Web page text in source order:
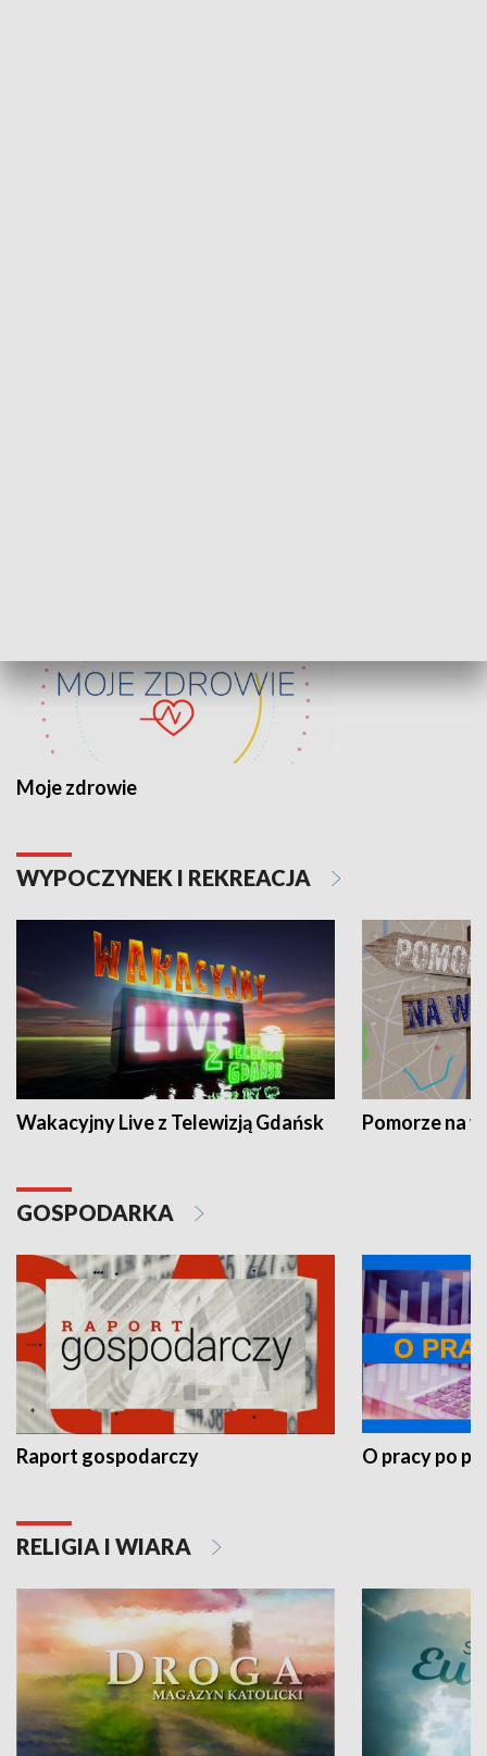
Moje zdrowie
WYPOCZYNEK I REKREACJA
Wakacyjny Live z Telewizją Gdańsk Pomorze na
GOSPODARKA
Raport gospodarczy O pracy po
RELIGIA I WIARA